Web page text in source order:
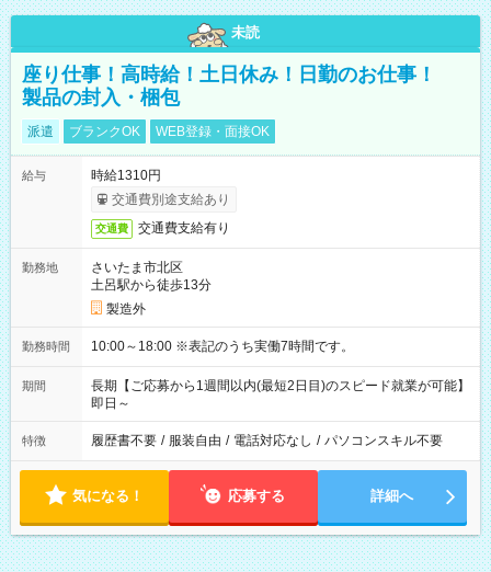
未読
座り仕事！高時給！土日休み！日勤のお仕事！
製品の封入・梱包
派遣 ブランクOK WEB登録・面接OK
給与
時給1310円
交通費別途支給あり
交通費 交通費支給有り
勤務地
さいたま市北区
土呂駅から徒歩13分
製造外
勤務時間 10:00～18:00 ※表記のうち実働7時間です。
期間
長期【ご応募から1週間以内(最短2日目)のスピード就業が可能】
即日～
特徴 履歴書不要 / 服装自由 / 電話対応なし / パソコンスキル不要
気になる！ 応募する 詳細へ